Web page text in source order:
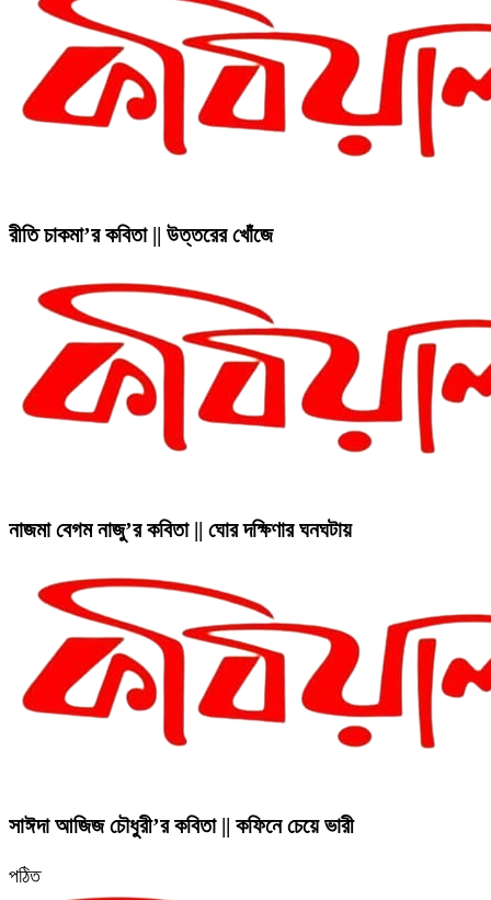
রীতি চাকমা’র কবিতা || উত্তরের খোঁজে
নাজমা বেগম নাজু’র কবিতা || ঘোর দক্ষিণার ঘনঘটায়
সাঈদা আজিজ চৌধুরী’র কবিতা || কফিনে চেয়ে ভারী
পঠিত